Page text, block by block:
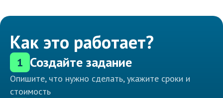
Как это работает?
1 Создайте задание
Опишите, что нужно сделать, укажите сроки и
стоимость